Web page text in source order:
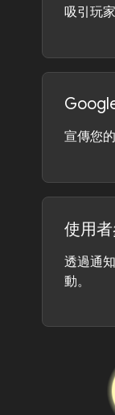
吸引玩
宣傳您
使用
透過通
動。